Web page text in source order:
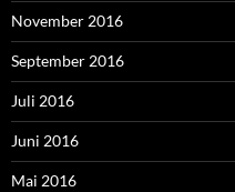
November 2016
September 2016
Juli 2016
Juni 2016
Mai 2016